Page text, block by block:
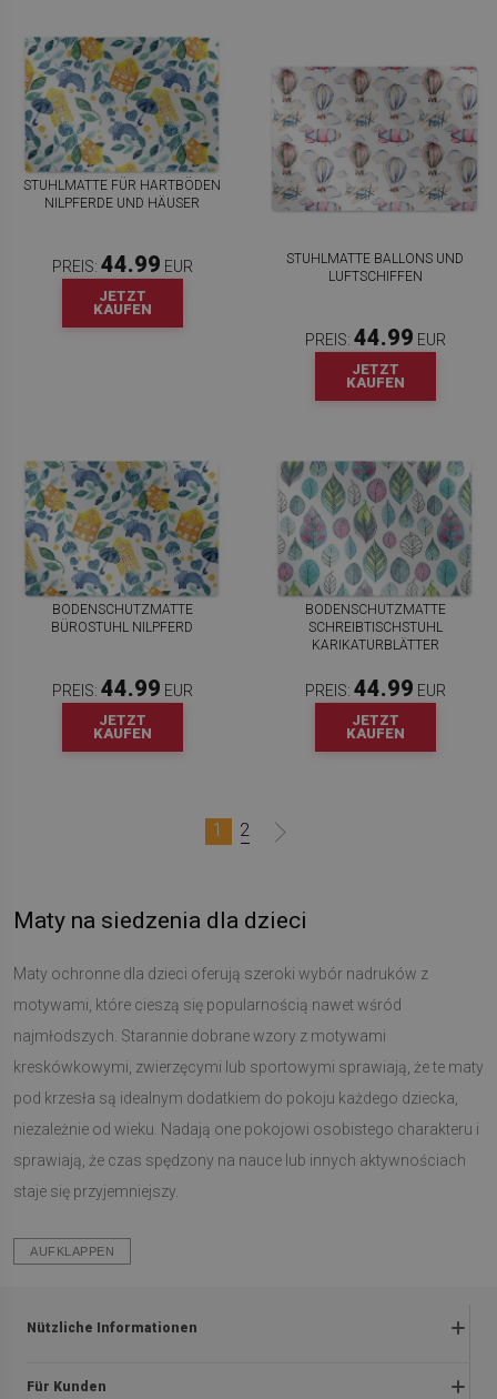
STUHLMATTE FÜR HARTBÖDEN
NILPFERDE UND HÄUSER
PREIS: 44.99 EUR
JETZT
KAUFEN
STUHLMATTE BALLONS UND
LUFTSCHIFFEN
PREIS: 44.99 EUR
JETZT
KAUFEN
BODENSCHUTZMATTE
BÜROSTUHL NILPFERD
PREIS: 44.99 EUR
JETZT
KAUFEN
BODENSCHUTZMATTE
SCHREIBTISCHSTUHL
KARIKATURBLÄTTER
PREIS: 44.99 EUR
JETZT
KAUFEN
1 2
Maty na siedzenia dla dzieci
Maty ochronne dla dzieci oferują szeroki wybór nadruków z
motywami, które cieszą się popularnością nawet wśród
najmłodszych. Starannie dobrane wzory z motywami
kreskówkowymi, zwierzęcymi lub sportowymi sprawiają, że te maty
pod krzesła są idealnym dodatkiem do pokoju każdego dziecka,
niezależnie od wieku. Nadają one pokojowi osobistego charakteru i
sprawiają, że czas spędzony na nauce lub innych aktywnościach
staje się przyjemniejszy.
AUFKLAPPEN
Nützliche Informationen
Rückgabe und beanstandungen
Für Kunden